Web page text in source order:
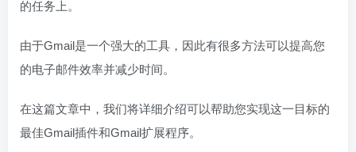
的任务上。
由于Gmail是一个强大的工具，因此有很多方法可以提高您
的电子邮件效率并减少时间。
在这篇文章中，我们将详细介绍可以帮助您实现这一目标的
最佳Gmail插件和Gmail扩展程序。